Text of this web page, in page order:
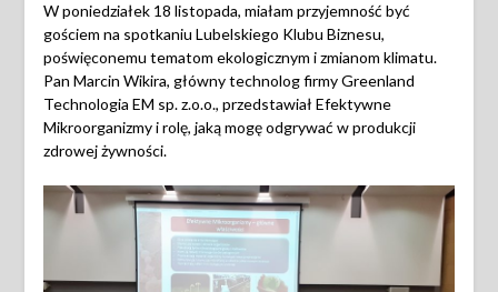
W poniedziałek 18 listopada, miałam przyjemność być
gościem na spotkaniu Lubelskiego Klubu Biznesu,
poświęconemu tematom ekologicznym i zmianom klimatu.
Pan Marcin Wikira, główny technolog firmy Greenland
Technologia EM sp. z.o.o., przedstawiał Efektywne
Mikroorganizmy i rolę, jaką mogę odgrywać w produkcji
zdrowej żywności.